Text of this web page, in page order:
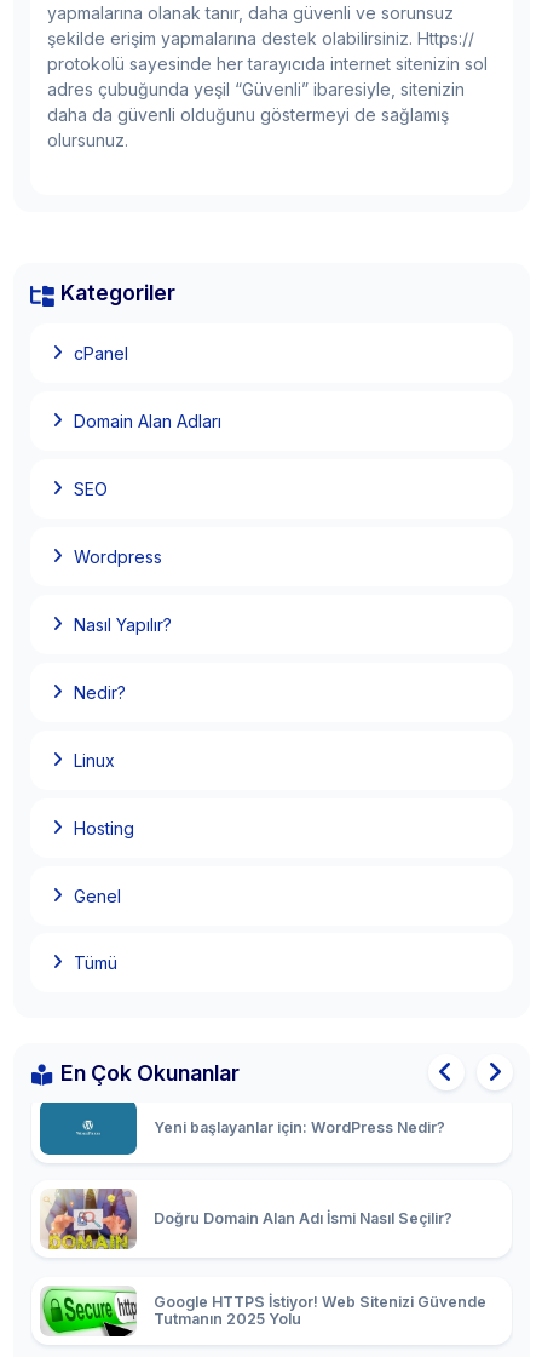
yapmalarına olanak tanır, daha güvenli ve sorunsuz
şekilde erişim yapmalarına destek olabilirsiniz. Https://
protokolü sayesinde her tarayıcıda internet sitenizin sol
adres çubuğunda yeşil “Güvenli” ibaresiyle, sitenizin
daha da güvenli olduğunu göstermeyi de sağlamış
olursunuz.
Kategoriler
cPanel
Domain Alan Adları
SEO
Wordpress
Nasıl Yapılır?
Nedir?
Linux
Hosting
Genel
Tümü
En Çok Okunanlar
Yeni başlayanlar için: WordPress Nedir?
Doğru Domain Alan Adı İsmi Nasıl Seçilir?
Google HTTPS İstiyor! Web Sitenizi Güvende
Tutmanın 2025 Yolu